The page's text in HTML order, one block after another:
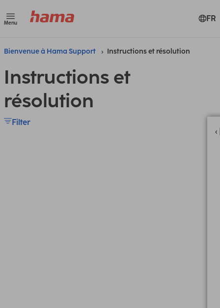
Menu FR
Bienvenue à Hama Support Instructions et résolution
Instructions et
résolution
Filter